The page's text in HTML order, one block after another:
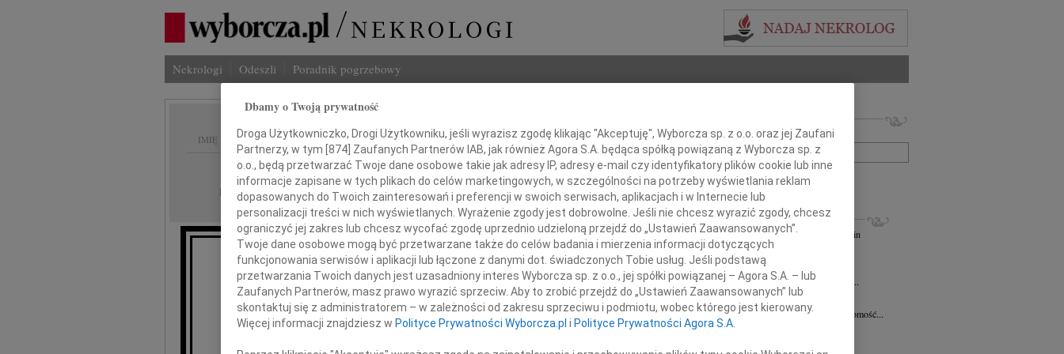
Nekrologi Odeszli Poradnik pogrzebowy
IMIĘ I NAZWISKO:
REGION: Szczecin
DATA EMISJI: 30.08.2013
Wyrazy szczerego i głębokiego współczucia
Pani
Imię i nazwisko lub numer ogłoszenia:
+ szukanie zaawansowane
INNE NEKROLOGI
Aleksandra Szpaczyńska29.07.2026
Szczecin
Z wielkim smutkiem i żalem przyjąłem...
23.07.2026Szczecin
Pani mec. Joannie Martyniuk-Plasze wyrazy...
Edward Ciupak08.07.2026Szczecin
Z wielkim smutkiem i żalem przyjąłem wiadomość...
Stanisław Pietrzak
Dbamy o Twoją prywatność
Droga Użytkowniczko, Drogi Użytkowniku, jeśli wyrazisz zgodę klikając "Akceptuję", Wyborcza sp. z o.o. oraz jej Zaufani
Partnerzy, w tym [ 874 ] Zaufanych Partnerów IAB, jak również Agora S.A. będąca spółką powiązaną z Wyborcza sp. z
o.o., będą przetwarzać Twoje dane osobowe takie jak adresy IP, adresy e-mail czy identyfikatory plików cookie lub inne
informacje zapisane w tych plikach do celów marketingowych, w szczególności na potrzeby wyświetlania reklam
dopasowanych do Twoich zainteresowań i preferencji w swoich serwisach, aplikacjach i w Internecie lub
personalizacji treści w nich wyświetlanych. Wyrażenie zgody jest dobrowolne. Jeśli nie chcesz wyrazić zgody, chcesz
ograniczyć jej zakres lub chcesz wycofać zgodę uprzednio udzieloną przejdź do „Ustawień Zaawansowanych”.
Twoje dane osobowe mogą być przetwarzane także do celów badania i mierzenia informacji dotyczących
funkcjonowania serwisów i aplikacji lub łączone z danymi dot. świadczonych Tobie usług. Jeśli podstawą
przetwarzania Twoich danych jest uzasadniony interes Wyborcza sp. z o.o., jej spółki powiązanej – Agora S.A. – lub
Zaufanych Partnerów, masz prawo wyrazić sprzeciw. Aby to zrobić przejdź do „Ustawień Zaawansowanych” lub
skontaktuj się z administratorem – w zależności od zakresu sprzeciwu i podmiotu, wobec którego jest kierowany.
Więcej informacji znajdziesz w Polityce Prywatności Wyborcza.pl i Polityce Prywatności Agora S.A.